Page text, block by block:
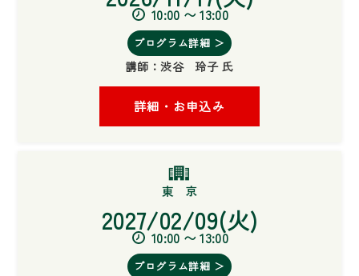
10:00 〜 13:00
プログラム詳細 ＞
講師：渋谷 玲子 氏
詳細・お申込み
2027/02/09(火)
10:00 〜 13:00
プログラム詳細 ＞